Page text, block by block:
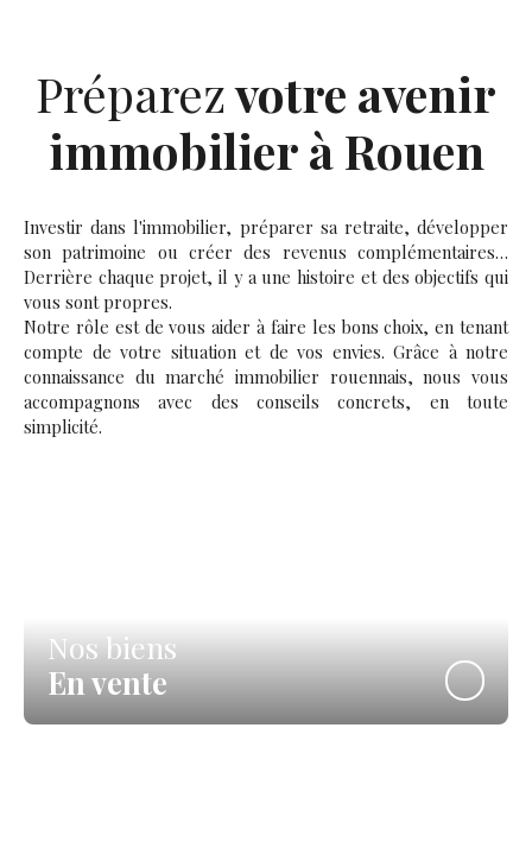
Préparezvotre avenir
immobilier à Rouen
Investir dans l'immobilier, préparer sa retraite, développer
son patrimoine ou créer des revenus complémentaires…
Derrière chaque projet, il y a une histoire et des objectifs qui
vous sont propres.
Notre rôle est de vous aider à faire les bons choix, en tenant
compte de votre situation et de vos envies. Grâce à notre
connaissance du marché immobilier rouennais, nous vous
accompagnons avec des conseils concrets, en toute
simplicité.
Nos biens
En vente